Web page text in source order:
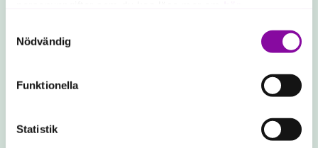
Om du klickar på avvisa kommer användning av kakor
eller delning av information enligt ovan, inte att ske,
förutom för kakor som är nödvändiga för att hemsidan
ska fungera se mer under inställningar.
Nödvändig
Funktionella
Statistik
Aktuellt
Norrbotten